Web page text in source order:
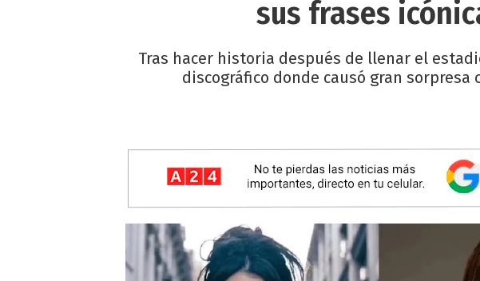
sus frases
Tras hacer historia después de llenar el
discográfico donde causó gran